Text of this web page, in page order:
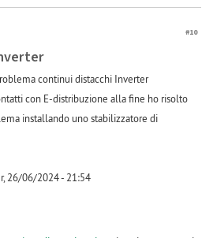
#10
continui distacchi Inverter
con E-distribuzione alla fine ho risolto
installando uno stabilizzatore di
26/06/2024 - 21:54